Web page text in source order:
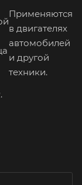
Применяются
в двигателях
автомобилей
и другой
техники.